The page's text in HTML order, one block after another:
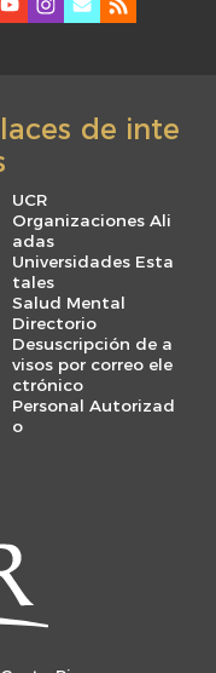
de inte
UCR
Organizaciones Ali
adas
Universidades Esta
tales
Salud Mental
Directorio
Desuscripción de a
visos por correo ele
ctrónico
Personal Autorizad
o